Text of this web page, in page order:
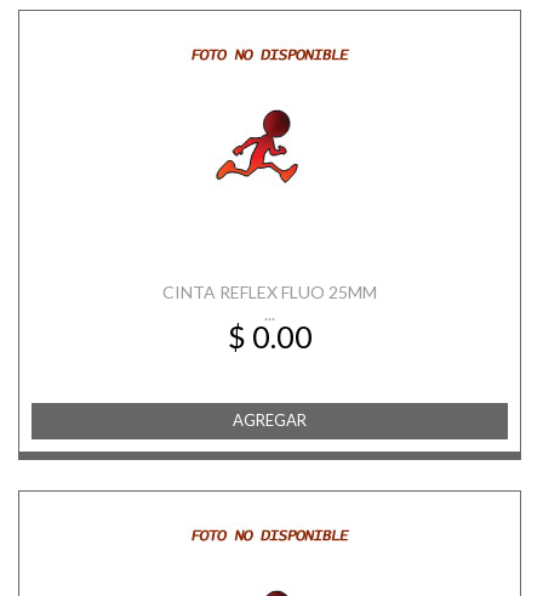
CINTA REFLEX FLUO 25MM
...
$ 0.00
AGREGAR